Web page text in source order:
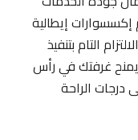
إيطالية
التام بتنفيذ
غرفتك في رأس
الراحة